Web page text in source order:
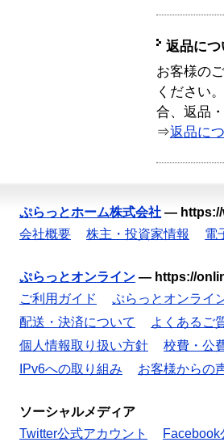
返品につ
お客様の
ください
合、返品
⇒返品に
ぷらっとホーム株式会社 —
会社概要
株主・投資家情報 電
ぷらっとオンライン — https://
ご利用ガイド
ぷらっとオンライ
配送・決済について
よくあるご
個人情報取り扱い方針
校費・公
IPv6への取り組み
お客様からの
ソーシャルメディア
Twitter公式アカウント
Facebook